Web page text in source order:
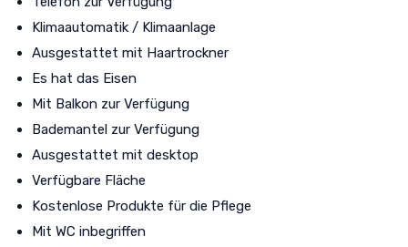
Klimaautomatik / Klimaanlage
Ausgestattet mit Haartrockner
Es hat das Eisen
Mit Balkon zur Verfügung
Bademantel zur Verfügung
Ausgestattet mit desktop
Verfügbare Fläche
Kostenlose Produkte für die Pflege
Mit WC inbegriffen